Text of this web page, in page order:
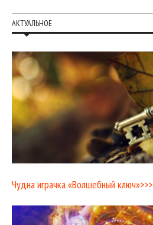
АКТУАЛЬНОЕ
Чудна играчка «Волшебный ключ»>>>